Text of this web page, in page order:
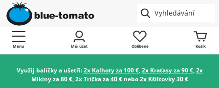
Menu Můj účet Oblíbené Košík
Využij balíčky a ušetři:2x Kalhoty za 100 €,2x Kraťasy za 90 €,2x
Mikiny za 80 €,2x Trička za 40 €nebo2x Kšiltovky 30 €